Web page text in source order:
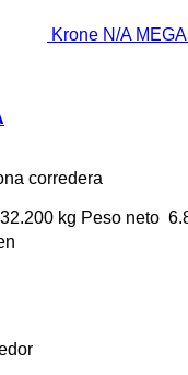
Krone N/A
corredera
32.200 kg Peso neto